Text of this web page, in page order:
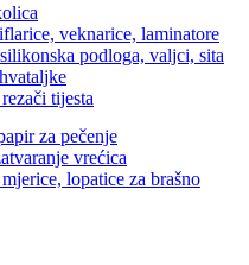
veknarice, laminatore
podloga, valjci, sita
tijesta
za pečenje
vrećica
lopatice za brašno